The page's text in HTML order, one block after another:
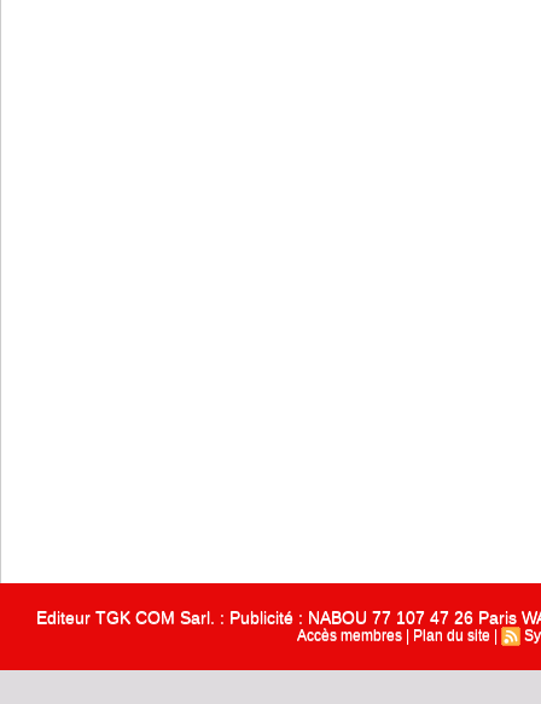
Editeur TGK COM Sarl. : Publicité : NABOU 77 107 47 26 Paris
Accès membres Plan du site